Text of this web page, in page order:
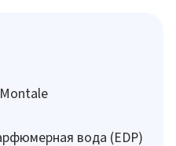
Montale
вода (EDP)